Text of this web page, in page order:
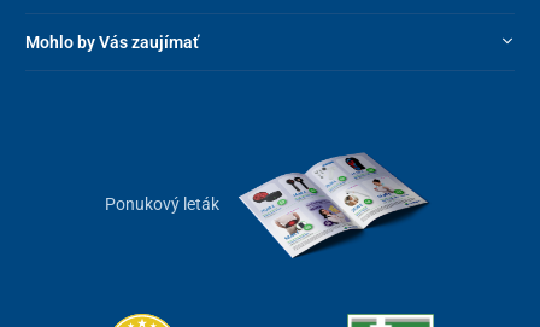
Mohlo by Vás zaujímať
Ponukový leták